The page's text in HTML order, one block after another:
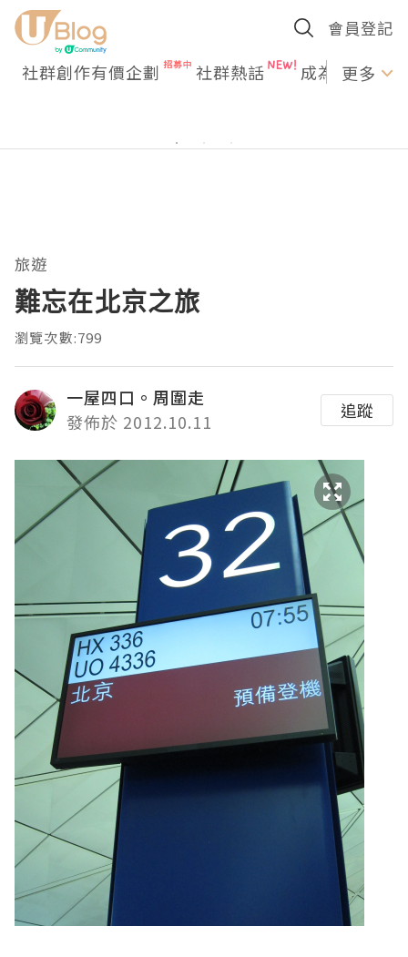
會員登記
社群創作有價企劃 社群熱話 成為U更多
旅遊
難忘在北京之旅
瀏覽次數:799
一屋四口。周圍走
發佈於 2012.10.11
追蹤